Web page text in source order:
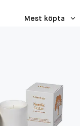
Mest köpta